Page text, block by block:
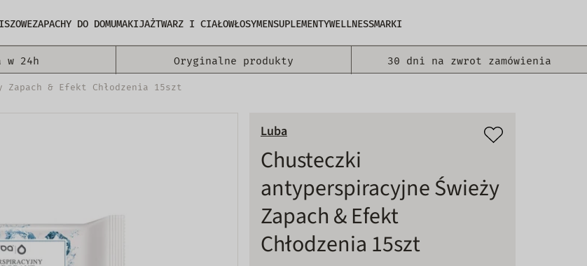
ZAPACHY DO DOMUMAKIJAŻTWARZ I CIAŁOWŁOSYMENSUPLEMENTYWELLNESSMARKI
w 24h Oryginalne produkty 30 dni na zwrot zamówienia
& Efekt Chłodzenia 15szt
Luba
Chusteczki
antyperspiracyjne Świeży
Zapach & Efekt
Chłodzenia 15szt